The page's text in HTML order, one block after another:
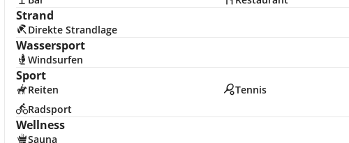
Strand
Direkte Strandlage
Wassersport
Windsurfen
Sport
Reiten Tennis
Radsport
Wellness
Sauna